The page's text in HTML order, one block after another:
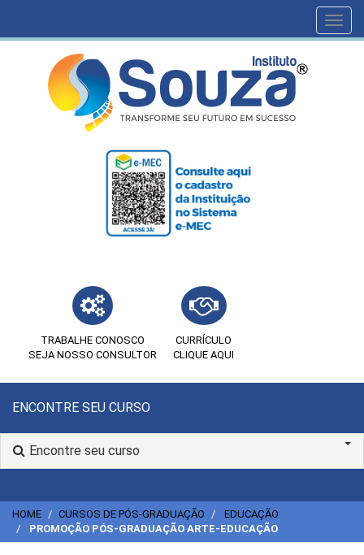
TRABALHE CONOSCO
SEJA NOSSO CONSULTOR
CURRÍCULO
CLIQUE AQUI
ENCONTRE SEU CURSO
Encontre seu curso
HOME CURSOS DE PÓS-GRADUAÇÃO
EDUCAÇÃO
PROMOÇÃO PÓS-GRADUAÇÃO ARTE-EDUCAÇÃO